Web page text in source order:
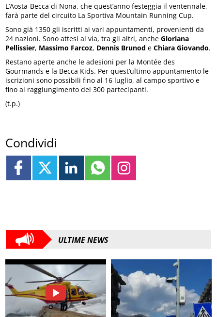
L’Aosta-Becca di Nona, che quest’anno festeggia il ventennale,
farà parte del circuito La Sportiva Mountain Running Cup.
Sono già 1350 gli iscritti ai vari appuntamenti, provenienti da
24 nazioni. Sono attesi al via, tra gli altri, ancheGloriana
Pellissier, Massimo Farcoz, Dennis Brunod eChiara Giovando.
Restano aperte anche le adesioni per la Montée des
Gourmands e la Becca Kids. Per quest’ultimo appuntamento le
iscrizioni sono possibili fino al 16 luglio, al campo sportivo e
fino al raggiungimento dei 300 partecipanti.
(t.p.)
Condividi
ULTIME NEWS